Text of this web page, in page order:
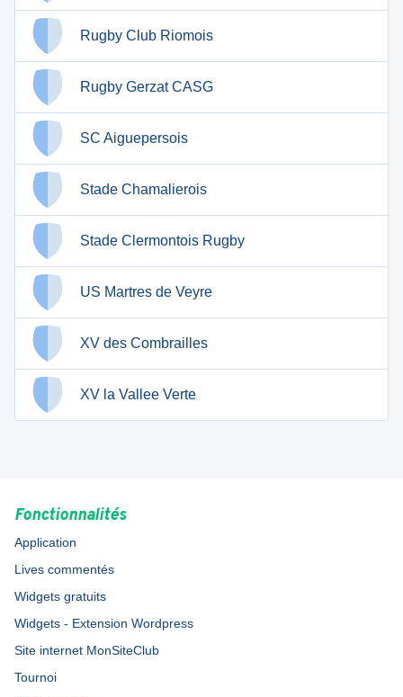
Rugby Club Riomois
Rugby Gerzat CASG
SC Aiguepersois
Stade Chamalierois
Stade Clermontois Rugby
US Martres de Veyre
XV des Combrailles
XV la Vallee Verte
Fonctionnalités
Application
Lives commentés
Widgets gratuits
Widgets - Extension Wordpress
Site internet MonSiteClub
Tournoi